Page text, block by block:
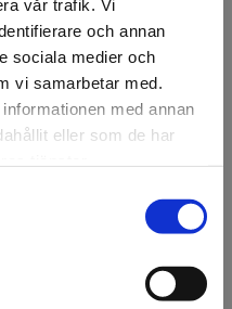
vår trafik. Vi
och annan
sociala medier och
vi samarbetar med.
med annan
eller som de har